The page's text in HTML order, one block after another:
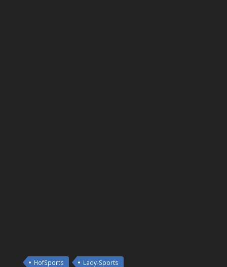
HofSports Lady-Sports